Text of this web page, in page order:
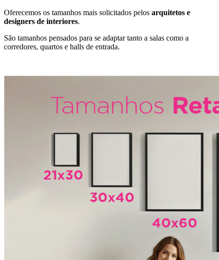
Oferecemos os tamanhos mais solicitados pelos arquitetos e
designers de interiores.
São tamanhos pensados para se adaptar tanto a salas como a
corredores, quartos e halls de entrada.